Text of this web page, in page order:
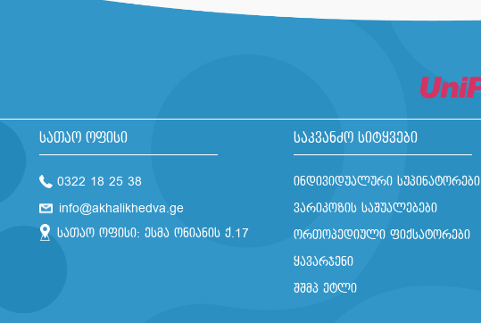
სათაო ოფისი
0322 18 25 38
info@akhalikhedva.ge
სათაო ოფისი: ესმა ონიანის ქ.17
საკვანძო სიტყვები
ინდივიდუალური სუპინატორები
ვარიკოზის საშუალებები
ორთოპედიული ფიქსატორები
ყავარჯენი
შშმპ ეტლი